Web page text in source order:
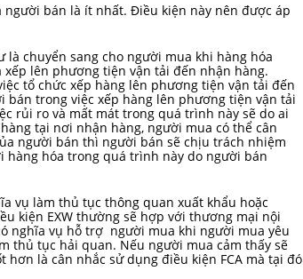
người bán là ít nhất. Điều kiện này nên được áp
chuyển sang cho người mua khi hàng hóa
lên phương tiện vận tải đến nhận hàng.
tổ chức xếp hàng lên phương tiện vận tải đến
trong việc xếp hàng lên phương tiện vận tải
rủi ro và mất mát trong quá trình này sẽ do ai
tại nơi nhận hàng, người mua có thể cân
người bán thì người bán sẽ chịu trách nhiệm
hóa trong quá trình này do người bán
vụ làm thủ tục thông quan xuất khẩu hoặc
kiện EXW thường sẽ hợp với thương mại nội
nghĩa vụ hỗ trợ người mua khi người mua yêu
thủ tục hải quan. Nếu người mua cảm thấy sẽ
là cân nhắc sử dụng điều kiện FCA mà tại đó